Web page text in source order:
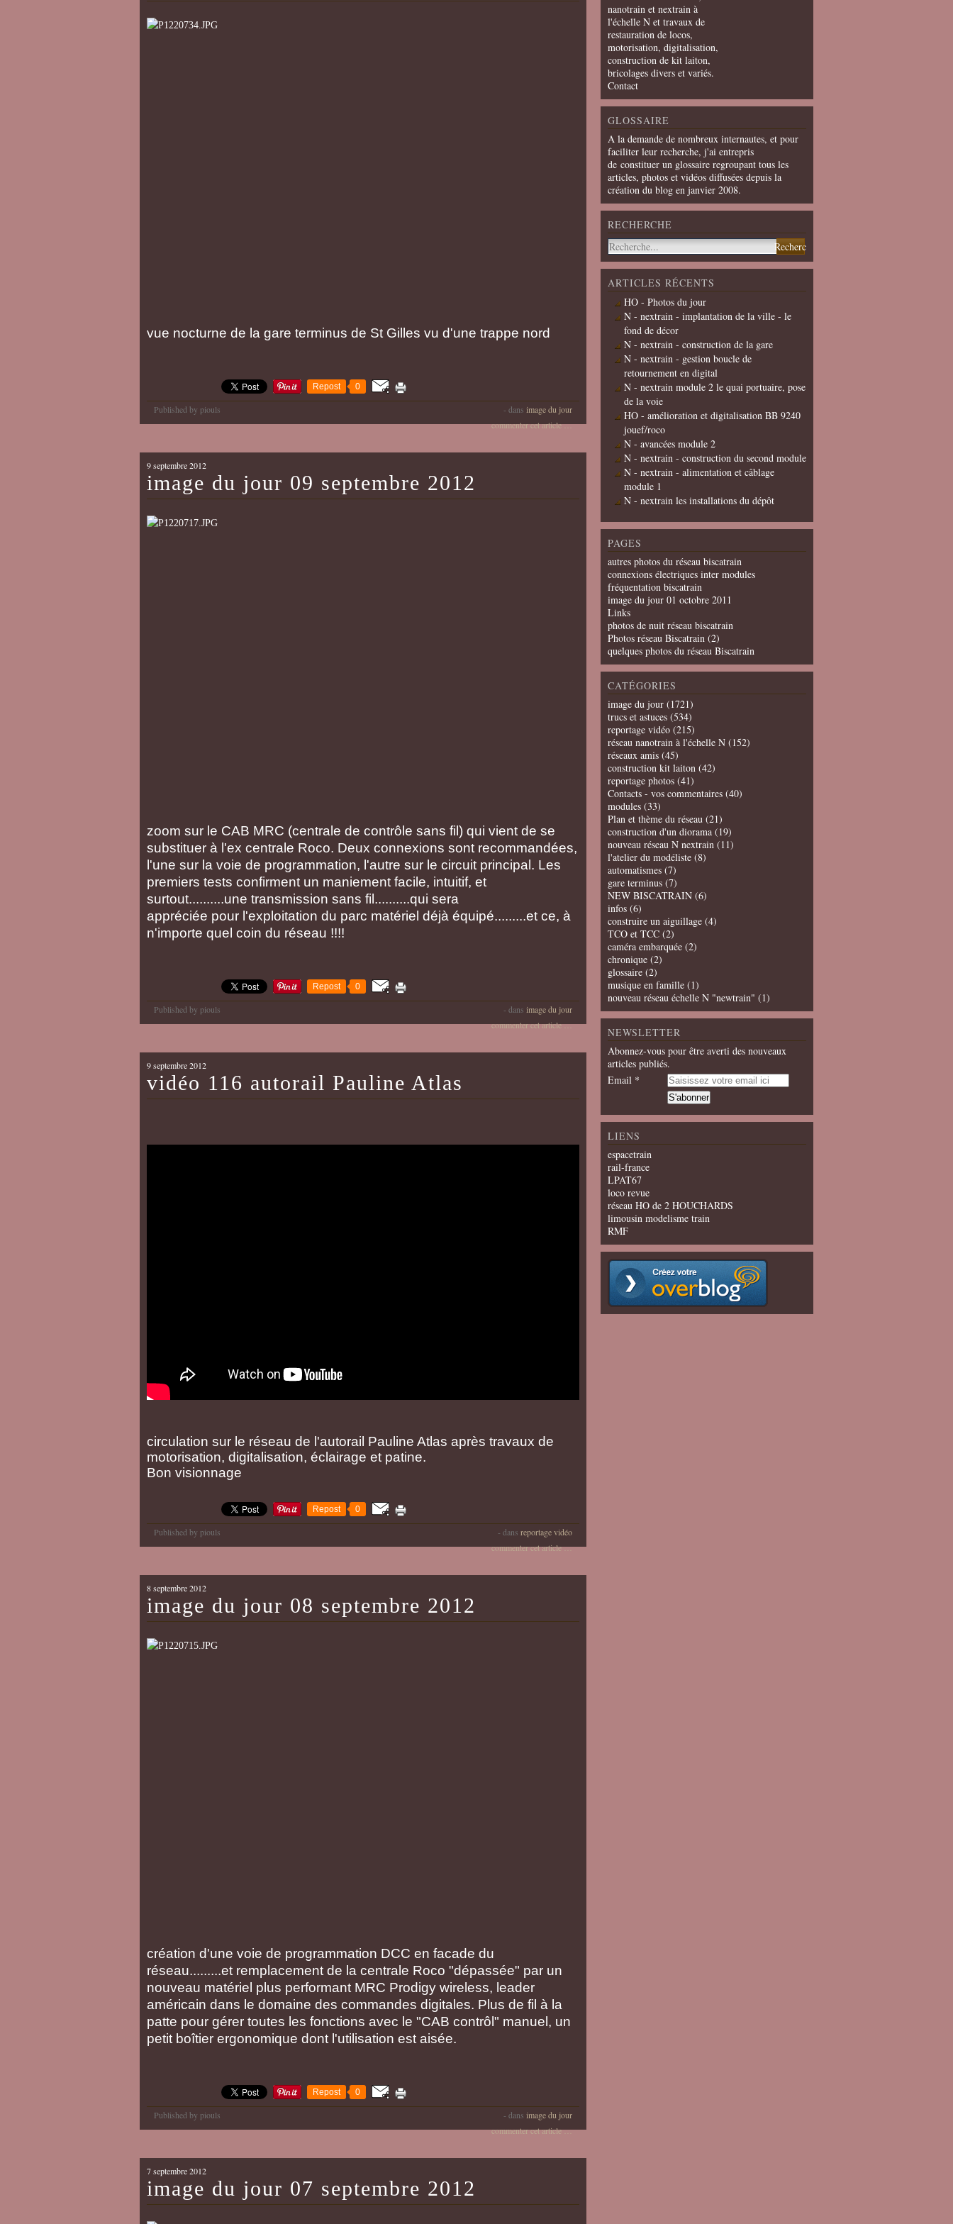
vue nocturne de la gare terminus de St Gilles vu d'une trappe nord
Repost 0
Published by piouls - dans image du jour
commenter cet article…
9 septembre 2012
image du jour 09 septembre 2012
zoom sur le CAB MRC (centrale de contrôle sans fil) qui vient de se
substituer à l'ex centrale Roco. Deux connexions sont recommandées,
l'une sur la voie de programmation, l'autre sur le circuit principal. Les
premiers tests confirment un maniement facile, intuitif, et
surtout..........une transmission sans fil..........qui sera
appréciée pour l'exploitation du parc matériel déjà équipé.........et ce, à
n'importe quel coin du réseau !!!!
Repost 0
Published by piouls - dans image du jour
commenter cet article…
9 septembre 2012
vidéo 116 autorail Pauline Atlas
circulation sur le réseau de l'autorail Pauline Atlas après travaux de
motorisation, digitalisation, éclairage et patine.
Bon visionnage
Repost 0
Published by piouls - dans reportage vidéo
commenter cet article…
8 septembre 2012
image du jour 08 septembre 2012
création d'une voie de programmation DCC en facade du
réseau.........et remplacement de la centrale Roco "dépassée" par un
nouveau matériel plus performant MRC Prodigy wireless, leader
américain dans le domaine des commandes digitales. Plus de fil à la
patte pour gérer toutes les fonctions avec le "CAB contrôl" manuel, un
petit boîtier ergonomique dont l'utilisation est aisée.
Repost 0
Published by piouls - dans image du jour
commenter cet article…
7 septembre 2012
image du jour 07 septembre 2012
nanotrain et nextrain à
l'échelle N et travaux de
restauration de locos,
motorisation, digitalisation,
construction de kit laiton,
bricolages divers et variés.
Contact
GLOSSAIRE
A la demande de nombreux internautes, et pour
faciliter leur recherche, j'ai entrepris
de constituer un glossaire regroupant tous les
articles, photos et vidéos diffusées depuis la
création du blog en janvier 2008.
RECHERCHE
ARTICLES RÉCENTS
HO - Photos du jour
N - nextrain - implantation de la ville - le
fond de décor
N - nextrain - construction de la gare
N - nextrain - gestion boucle de
retournement en digital
N - nextrain module 2 le quai portuaire, pose
de la voie
HO - amélioration et digitalisation BB 9240
jouef/roco
N - avancées module 2
N - nextrain - construction du second module
N - nextrain - alimentation et câblage
module 1
N - nextrain les installations du dépôt
PAGES
autres photos du réseau biscatrain
connexions électriques inter modules
fréquentation biscatrain
image du jour 01 octobre 2011
Links
photos de nuit réseau biscatrain
Photos réseau Biscatrain (2)
quelques photos du réseau Biscatrain
CATÉGORIES
image du jour (1721)
trucs et astuces (534)
reportage vidéo (215)
réseau nanotrain à l'échelle N (152)
réseaux amis (45)
construction kit laiton (42)
reportage photos (41)
Contacts - vos commentaires (40)
modules (33)
Plan et thème du réseau (21)
construction d'un diorama (19)
nouveau réseau N nextrain (11)
l'atelier du modéliste (8)
automatismes (7)
gare terminus (7)
NEW BISCATRAIN (6)
infos (6)
construire un aiguillage (4)
TCO et TCC (2)
caméra embarquée (2)
chronique (2)
glossaire (2)
musique en famille (1)
nouveau réseau échelle N "newtrain" (1)
NEWSLETTER
Abonnez-vous pour être averti des nouveaux
articles publiés.
Email
LIENS
espacetrain
rail-france
LPAT67
loco revue
réseau HO de 2 HOUCHARDS
limousin modelisme train
RMF